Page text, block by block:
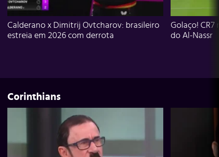
Calderano x Dimitrij Ovtcharov: brasileiro
estreia em 2026 com derrota
Golaço!
do Al-Nassr
Corinthians